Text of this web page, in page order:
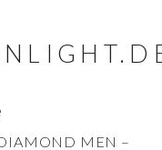
MEN –